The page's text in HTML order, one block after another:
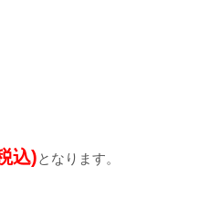
込)となります。